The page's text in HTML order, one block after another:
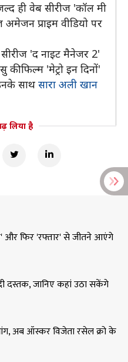
ही वेब सीरीज 'कॉल मी
प्राइम वीडियो पर
'द नाइट मैनेजर 2'
फिल्म 'मेट्रो इन दिनों'
साथ सारा अली खान
लिया है
और फिर 'रफ्तार' से जीतने आएंगे
दस्तक, जानिए कहां उठा सकेंगे
अब ऑस्कर विजेता रसेल क्रो के